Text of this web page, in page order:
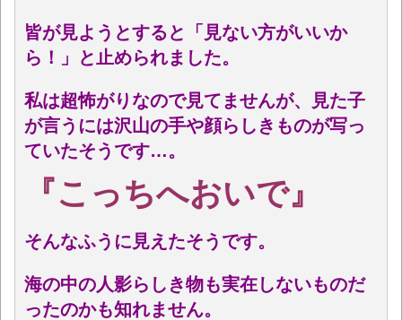
皆が見ようとすると「見ない方がいいか
ら！」と止められました。
私は超怖がりなので見てませんが、見た子
が言うには沢山の手や顔らしきものが写っ
ていたそうです…。
『こっちへおいで』
そんなふうに見えたそうです。
海の中の人影らしき物も実在しないものだ
ったのかも知れません。